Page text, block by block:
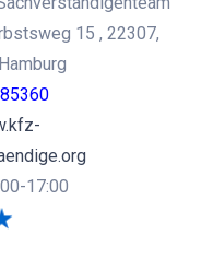
15 , 22307,
17:00